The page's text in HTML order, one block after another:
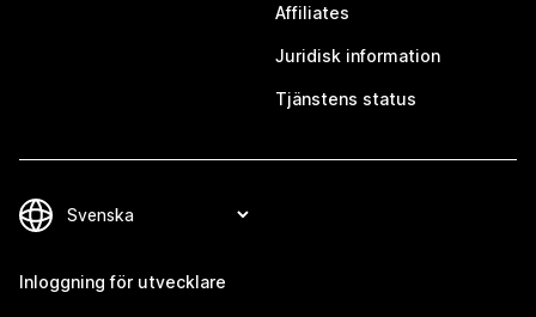
Affiliates
Juridisk information
Tjänstens status
Inloggning för utvecklare